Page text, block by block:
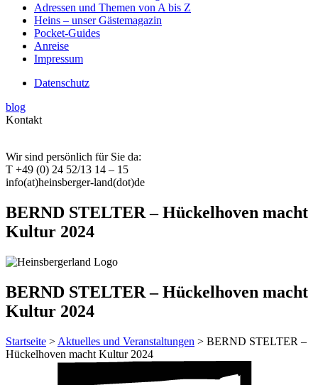
Adressen und Themen von A bis Z
Heins – unser Gästemagazin
Pocket-Guides
Anreise
Impressum
Datenschutz
blog
Kontakt
Wir sind persönlich für Sie da:
T +49 (0) 24 52/13 14 – 15
info(at)heinsberger-land(dot)de
BERND STELTER – Hückelhoven macht
Kultur 2024
BERND STELTER – Hückelhoven macht
Kultur 2024
Startseite > Aktuelles und Veranstaltungen > BERND STELTER –
Hückelhoven macht Kultur 2024